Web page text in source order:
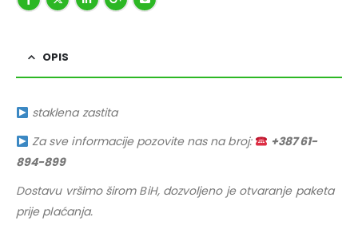
OPIS
staklena zastita
Za sve informacije pozovite nas na broj:
+387 61-
894-899
Dostavu vršimo širom BiH, dozvoljeno je otvaranje paketa
prije plaćanja.